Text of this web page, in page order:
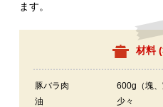
ます。
材料 (
豚バラ肉
600g（塊、
油
少々